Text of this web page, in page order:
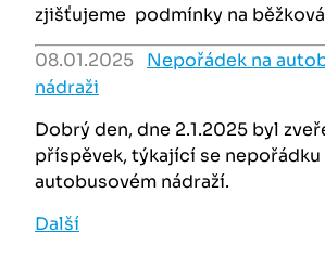
zjišťujeme podmínky na
08.01.2025 Nepořádek na
nádraži
Dobrý den, dne 2.1.2025 byl
příspěvek, týkající se nepořádku
autobusovém nádraží.
Další